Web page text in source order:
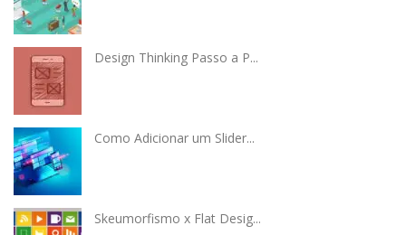
Design Thinking Passo a P...
Como Adicionar um Slider...
Skeumorfismo x Flat Desig...